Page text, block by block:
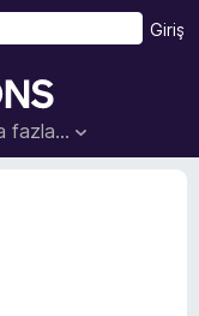
fazla…
Giriş